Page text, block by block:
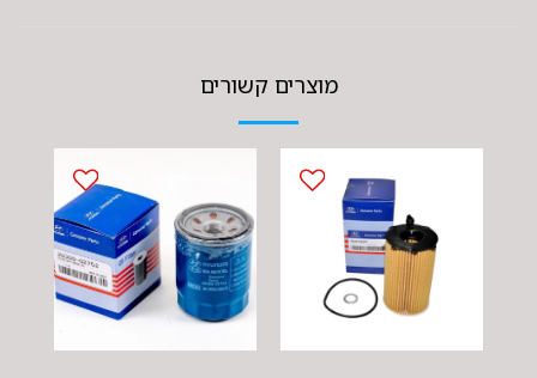
מוצרים קשורים